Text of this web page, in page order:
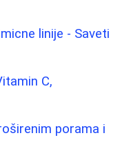
linije - Saveti
C,
porama i